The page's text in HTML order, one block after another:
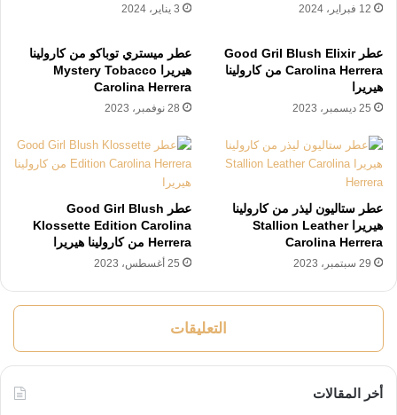
12 فبراير، 2024 3 يناير، 2024
عطر Good Gril Blush Elixir
Carolina Herrera من كارولينا
هيريرا
25 ديسمبر، 2023
عطر ميستري توباكو من كارولينا
هيريرا Mystery Tobacco
Carolina Herrera
28 نوفمبر، 2023
عطر ستاليون ليذر من كارولينا
هيريرا Stallion Leather
Carolina Herrera
29 سبتمبر، 2023
عطر Good Girl Blush
Klossette Edition Carolina
Herrera من كارولينا هيريرا
25 أغسطس، 2023
التعليقات
أخر المقالات